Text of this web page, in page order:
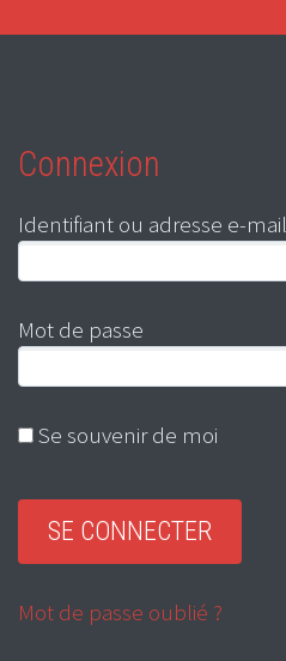
Connexion
Identifiant ou adresse e-mail
Mot de passe
Se souvenir de moi
Mot de passe oublié ?